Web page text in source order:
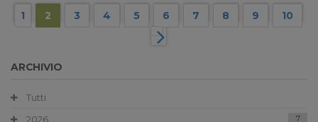
1 2 3 4 5 6 7 8 9 10
ARCHIVIO
Tutti
2026
7